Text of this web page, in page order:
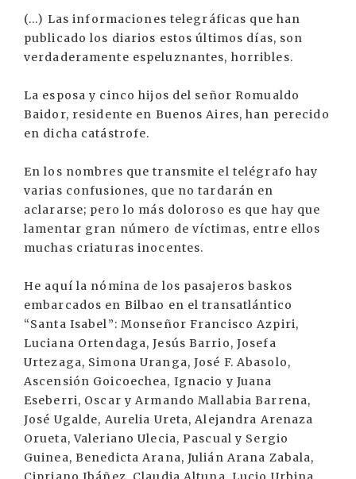
(...) Las informaciones telegráficas que han
publicado los diarios estos últimos días, son
verdaderamente espeluznantes, horribles.
La esposa y cinco hijos del señor Romualdo
Baidor, residente en Buenos Aires, han perecido
en dicha catástrofe.
En los nombres que transmite el telégrafo hay
varias confusiones, que no tardarán en
aclararse; pero lo más doloroso es que hay que
lamentar gran número de víctimas, entre ellos
muchas criaturas inocentes.
He aquí la nómina de los pasajeros baskos
embarcados en Bilbao en el transatlántico
“Santa Isabel”: Monseñor Francisco Azpiri,
Luciana Ortendaga, Jesús Barrio, Josefa
Urtezaga, Simona Uranga, José F. Abasolo,
Ascensión Goicoechea, Ignacio y Juana
Eseberri, Oscar y Armando Mallabia Barrena,
José Ugalde, Aurelia Ureta, Alejandra Arenaza
Orueta, Valeriano Ulecia, Pascual y Sergio
Guinea, Benedicta Arana, Julián Arana Zabala,